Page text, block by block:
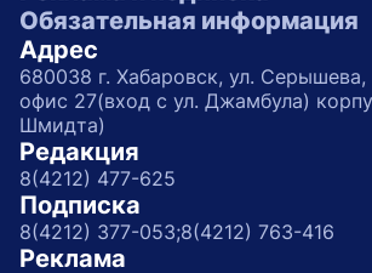
Обязательная информация
Адрес
680038 г. Хабаровск, ул. Серышева,
офис 27(вход с ул. Джамбула)
Шмидта)
Редакция
8(4212) 477-625
Подписка
8(4212) 377-053;8(4212) 763-416
Реклама